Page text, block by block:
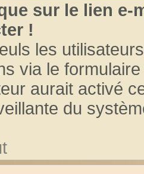
sur le lien e-
!
les
via le
aurait activé
du